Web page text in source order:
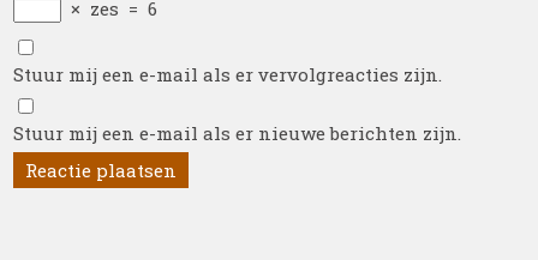
× zes = 6
Stuur mij een e-mail als er vervolgreacties zijn.
Stuur mij een e-mail als er nieuwe berichten zijn.